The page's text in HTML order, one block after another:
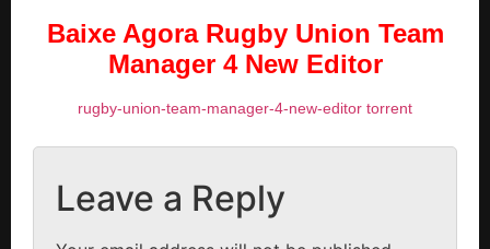
Baixe Agora Rugby Union Team
Manager 4 New Editor
rugby-union-team-manager-4-new-editor torrent
Leave a Reply